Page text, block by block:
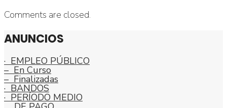
Comments are closed.
ANUNCIOS
· EMPLEO PÚBLICO
– En Curso
– Finalizadas
· BANDOS
· PERÍODO MEDIO